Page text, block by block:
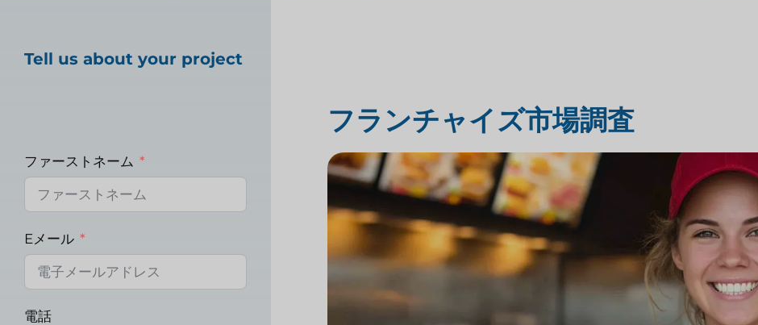
産業市場調査
フランチャイズ市場調査
Tell us about your project
ファーストネーム
Eメール
電話